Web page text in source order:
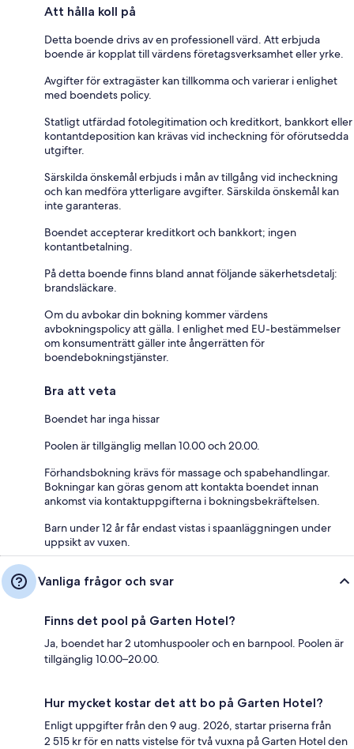
Att hålla koll på
Detta boende drivs av en professionell värd. Att erbjuda
boende är kopplat till värdens företagsverksamhet eller yrke.
Avgifter för extragäster kan tillkomma och varierar i enlighet
med boendets policy.
Statligt utfärdad fotolegitimation och kreditkort, bankkort eller
kontantdeposition kan krävas vid incheckning för oförutsedda
utgifter.
Särskilda önskemål erbjuds i mån av tillgång vid incheckning
och kan medföra ytterligare avgifter. Särskilda önskemål kan
inte garanteras.
Boendet accepterar kreditkort och bankkort; ingen
kontantbetalning.
På detta boende finns bland annat följande säkerhetsdetalj:
brandsläckare.
Om du avbokar din bokning kommer värdens
avbokningspolicy att gälla. I enlighet med EU-bestämmelser
om konsumenträtt gäller inte ångerrätten för
boendebokningstjänster.
Bra att veta
Boendet har inga hissar
Poolen är tillgänglig mellan 10.00 och 20.00.
Förhandsbokning krävs för massage och spabehandlingar.
Bokningar kan göras genom att kontakta boendet innan
ankomst via kontaktuppgifterna i bokningsbekräftelsen.
Barn under 12 år får endast vistas i spaanläggningen under
uppsikt av vuxen.
Vanliga frågor och svar
Finns det pool på Garten Hotel?
Ja, boendet har 2 utomhuspooler och en barnpool. Poolen är
tillgänglig 10.00–20.00.
Hur mycket kostar det att bo på Garten Hotel?
Enligt uppgifter från den 9 aug. 2026, startar priserna från
2 515 kr för en natts vistelse för två vuxna på Garten Hotel den